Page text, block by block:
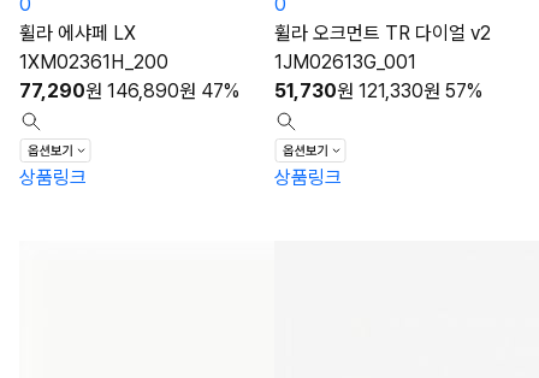
휠라 에샤페 LX
1XM02361H_200
77,290원 146,890원 47%
상품링크
휠라 오크먼트 TR 다이얼 v2
1JM02613G_001
51,730원 121,330원 57%
상품링크